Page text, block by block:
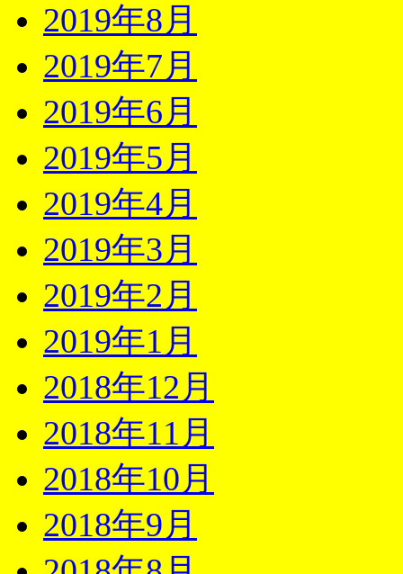
2019年8月
2019年7月
2019年6月
2019年5月
2019年4月
2019年3月
2019年2月
2019年1月
2018年12月
2018年11月
2018年10月
2018年9月